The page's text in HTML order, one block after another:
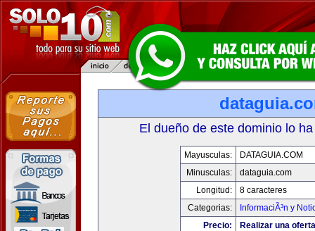
El dueño de este dominio lo
Mayusculas:
DATAGUIA.COM
Minusculas:
dataguia.com
Longitud:
8 caracteres
Categorias:
InformaciÃ³n y
Precio:
Realizar una